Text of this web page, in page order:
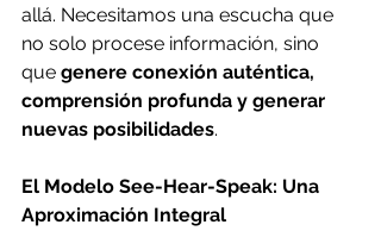
allá. Necesitamos una escucha que
no solo procese información, sino
que genere conexión auténtica,
comprensión profunda y generar
nuevas posibilidades.
El Modelo See-Hear-Speak: Una
Aproximación Integral